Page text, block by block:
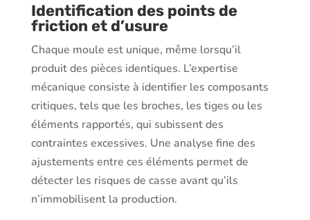
Identification des points de
friction et d’usure
Chaque moule est unique, même lorsqu’il
produit des pièces identiques. L’expertise
mécanique consiste à identifier les composants
critiques, tels que les broches, les tiges ou les
éléments rapportés, qui subissent des
contraintes excessives. Une analyse fine des
ajustements entre ces éléments permet de
détecter les risques de casse avant qu’ils
n’immobilisent la production.